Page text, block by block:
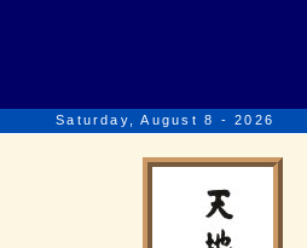
Saturday, August 8 - 2026